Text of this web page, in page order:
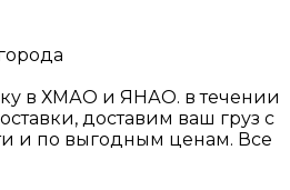
в ХМАО и ЯНАО. в течении
доставим ваш груз с
и по выгодным ценам. Все